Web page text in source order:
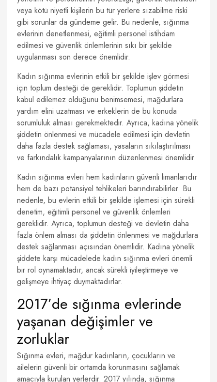
veya kötü niyetli kişilerin bu tür yerlere sızabilme riski
gibi sorunlar da gündeme gelir. Bu nedenle, sığınma
evlerinin denetlenmesi, eğitimli personel istihdam
edilmesi ve güvenlik önlemlerinin sıkı bir şekilde
uygulanması son derece önemlidir.
Kadın sığınma evlerinin etkili bir şekilde işlev görmesi
için toplum desteği de gereklidir. Toplumun şiddetin
kabul edilemez olduğunu benimsemesi, mağdurlara
yardım elini uzatması ve erkeklerin de bu konuda
sorumluluk alması gerekmektedir. Ayrıca, kadına yönelik
şiddetin önlenmesi ve mücadele edilmesi için devletin
daha fazla destek sağlaması, yasaların sıkılaştırılması
ve farkındalık kampanyalarının düzenlenmesi önemlidir.
Kadın sığınma evleri hem kadınların güvenli limanlarıdır
hem de bazı potansiyel tehlikeleri barındırabilirler. Bu
nedenle, bu evlerin etkili bir şekilde işlemesi için sürekli
denetim, eğitimli personel ve güvenlik önlemleri
gereklidir. Ayrıca, toplumun desteği ve devletin daha
fazla önlem alması da şiddetin önlenmesi ve mağdurlara
destek sağlanması açısından önemlidir. Kadına yönelik
şiddete karşı mücadelede kadın sığınma evleri önemli
bir rol oynamaktadır, ancak sürekli iyileştirmeye ve
gelişmeye ihtiyaç duymaktadırlar.
2017’de sığınma evlerinde
yaşanan değişimler ve
zorluklar
Sığınma evleri, mağdur kadınların, çocukların ve
ailelerin güvenli bir ortamda korunmasını sağlamak
amacıyla kurulan yerlerdir. 2017 yılında, sığınma